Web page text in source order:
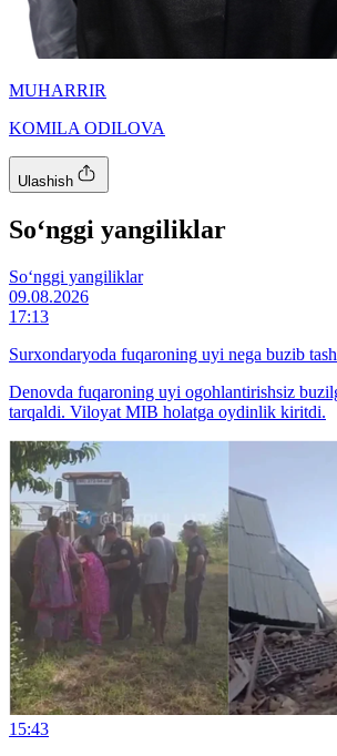
MUHARRIR
KOMILA ODILOVA
Ulashish
So‘nggi yangiliklar
So‘nggi yangiliklar
09.08.2026
17:13
Surxondaryoda fuqaroning uyi nega buzib
Denovda fuqaroning uyi ogohlantirishsiz
tarqaldi. Viloyat MIB holatga oydinlik kiritdi.
15:43